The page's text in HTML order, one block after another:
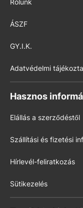
Rólunk
ÁSZF
GY.I.K.
Adatvédelmi
Hasznos
Elállás a szerződéstől
Szállítási és fizetési
Hírlevél-feliratkozás
Sütikezelés